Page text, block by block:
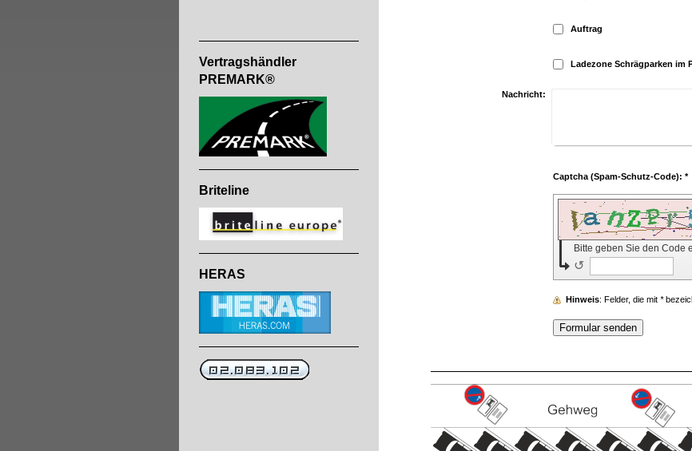
Vertragshändler
PREMARK®
Briteline
HERAS
Auftrag
Ladezone Schrägparken im
Nachricht:
Captcha (Spam-Schutz-Code): *
Bitte geben Sie den Code
↺
Hinweis : Felder, die mit*